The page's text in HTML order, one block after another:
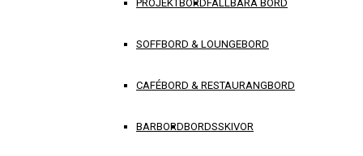
PROJEKTBORDFÄLLBARA BORD
SOFFBORD & LOUNGEBORD
CAFÉBORD & RESTAURANGBORD
BARBORDBORDSSKIVOR